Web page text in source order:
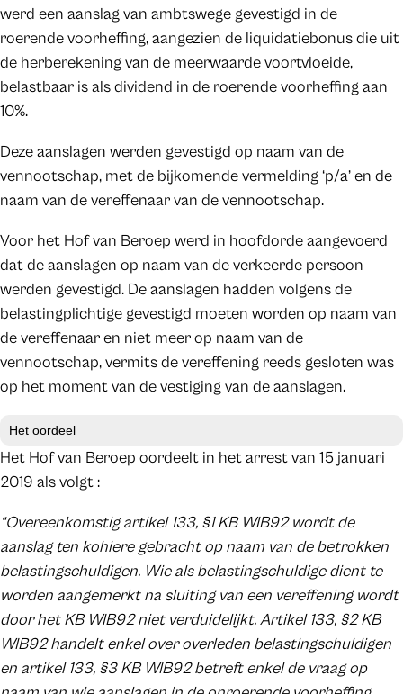
werd een aanslag van ambtswege gevestigd in de
roerende voorheffing, aangezien de liquidatiebonus die uit
de herberekening van de meerwaarde voortvloeide,
belastbaar is als dividend in de roerende voorheffing aan
10%.
Deze aanslagen werden gevestigd op naam van de
vennootschap, met de bijkomende vermelding ‘p/a’ en de
naam van de vereffenaar van de vennootschap.
Voor het Hof van Beroep werd in hoofdorde aangevoerd
dat de aanslagen op naam van de verkeerde persoon
werden gevestigd. De aanslagen hadden volgens de
belastingplichtige gevestigd moeten worden op naam van
de vereffenaar en niet meer op naam van de
vennootschap, vermits de vereffening reeds gesloten was
op het moment van de vestiging van de aanslagen.
Het oordeel
Het Hof van Beroep oordeelt in het arrest van 15 januari
2019 als volgt :
“Overeenkomstig artikel 133, §1 KB WIB92 wordt de
aanslag ten kohiere gebracht op naam van de betrokken
belastingschuldigen. Wie als belastingschuldige dient te
worden aangemerkt na sluiting van een vereffening wordt
door het KB WIB92 niet verduidelijkt. Artikel 133, §2 KB
WIB92 handelt enkel over overleden belastingschuldigen
en artikel 133, §3 KB WIB92 betreft enkel de vraag op